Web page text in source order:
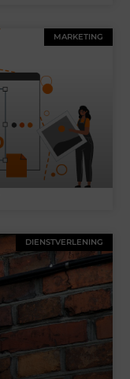
MARKETING
DIENSTVERLENING